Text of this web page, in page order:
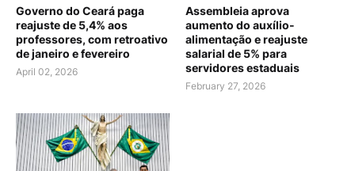
Governo do Ceará paga
reajuste de 5,4% aos
professores, com retroativo
de janeiro e fevereiro
April 02, 2026
Assembleia aprova
aumento do auxílio-
alimentação e reajuste
salarial de 5% para
servidores estaduais
February 27, 2026